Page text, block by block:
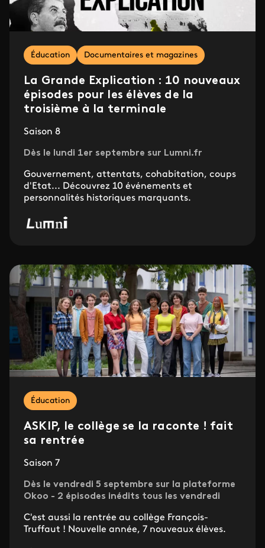
Éducation Documentaires et magazines
La Grande Explication : 10 nouveaux
épisodes pour les élèves de la
troisième à la terminale
Saison 8
Dès le lundi 1er septembre sur Lumni.fr
Gouvernement, attentats, cohabitation, coups
d'Etat... Découvrez 10 événements et
personnalités historiques marquants.
Éducation
ASKIP, le collège se la raconte ! fait
sa rentrée
Saison 7
Dès le vendredi 5 septembre sur la plateforme
Okoo - 2 épisodes inédits tous les vendredi
C'est aussi la rentrée au collège François-
Truffaut ! Nouvelle année, 7 nouveaux élèves.